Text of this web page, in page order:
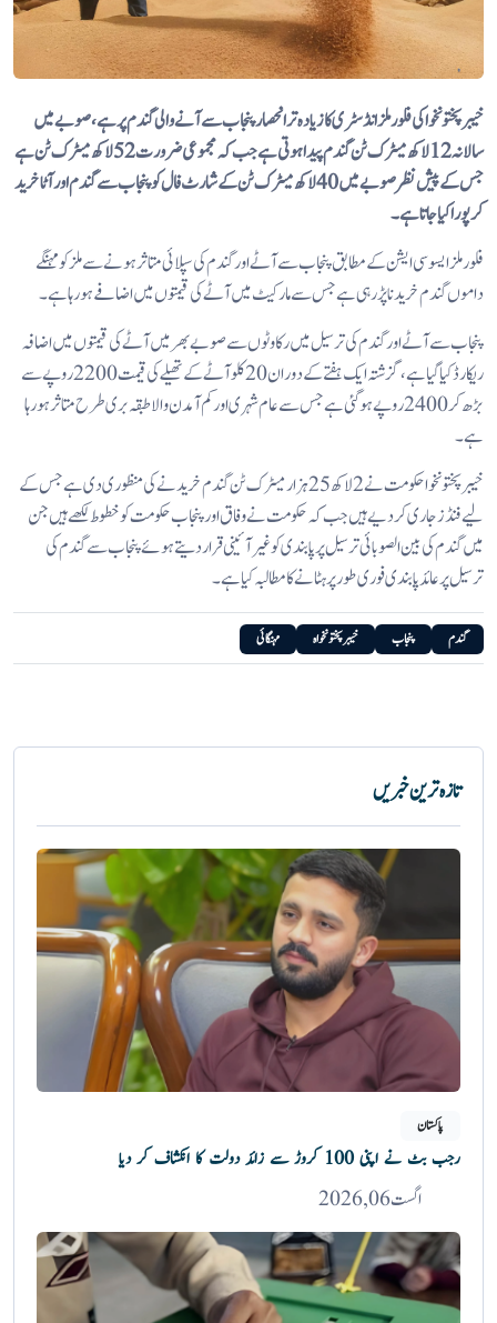
خیبر پختونخوا کی فلور ملز انڈسٹری کا زیادہ تر انحصار پنجاب سے آنے والی گندم پر ہے، صوبے میں
سالانہ 12 لاکھ میٹرک ٹن گندم پیدا ہوتی ہے جب کہ مجموعی ضرورت 52 لاکھ میٹرک ٹن ہے
جس کے پیش نظر صوبے میں 40 لاکھ میٹرک ٹن کے شارٹ فال کو پنجاب سے گندم اور آٹا خرید
کر پورا کیاجاتا ہے۔
فلور ملز ایسوسی ایشن کے مطابق پنجاب سے آٹے اور گندم کی سپلائی متاثر ہونے سے ملز کو مہنگے
داموں گندم خریدنا پڑ رہی ہے جس سے مارکیٹ میں آٹے کی قیمتوں میں اضافے ہورہا ہے۔
پنجاب سے آٹے اور گندم کی ترسیل میں رکاوٹوں سے صوبے بھر میں آٹے کی قیمتوں میں اضافہ
ریکارڈ کیا گیا ہے، گزشتہ ایک ہفتے کے دوران 20 کلو آٹے کے تھیلے کی قیمت 2200 روپے سے
بڑھ کر 2400 روپے ہوگئی ہے جس سے عام شہری اور کم آمدن والا طبقہ بری طرح متاثر ہورہا
ہے۔
خیبرپختونخوا حکومت نے 2 لاکھ 25 ہزار میٹرک ٹن گندم خریدنے کی منظوری دی ہے جس کے
لیے فنڈز جاری کردیے ہیں جب کہ حکومت نے وفاق اور پنجاب حکومت کو خطوط لکھے ہیں جن
میں گندم کی بین الصوبائی ترسیل پر پابندی کو غیر آئینی قرار دیتے ہوئے پنجاب سے گندم کی
ترسیل پر عائد پابندی فوری طور پر ہٹانے کا مطالبہ کیا ہے۔
گندم پنجاب خیبرپختونخواہ مہنگائی
تازہ ترین خبریں
پاکستان
رجب بٹ نے اپنی 100 کروڑ سے زائد دولت کا انکشاف کر دیا
اگست 06, 2026